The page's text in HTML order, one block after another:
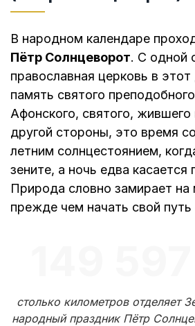
В народном календаре
Пётр Солнцеворот. С одной
православная церковь в этот
память святого
Афонского, святого, жившего
другой стороны, это время
летним солнцестоянием,
зените, а ночь едва касается
Природа словно замирает на
прежде чем начать свой путь
столько километров отделяет
народный праздник Пётр